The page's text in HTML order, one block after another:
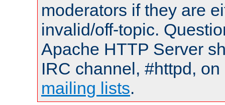
moderators if they are
invalid/off-topic.
Apache HTTP Server
IRC channel, #httpd,
mailing lists.